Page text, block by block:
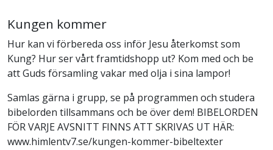
Kungen kommer
Hur kan vi förbereda oss inför Jesu återkomst som
Kung? Hur ser vårt framtidshopp ut? Kom med och be
att Guds församling vakar med olja i sina lampor!
Samlas gärna i grupp, se på programmen och studera
bibelorden tillsammans och be över dem! BIBELORDEN
FÖR VARJE AVSNITT FINNS ATT SKRIVAS UT HÄR:
www.himlentv7.se/kungen-kommer-bibeltexter